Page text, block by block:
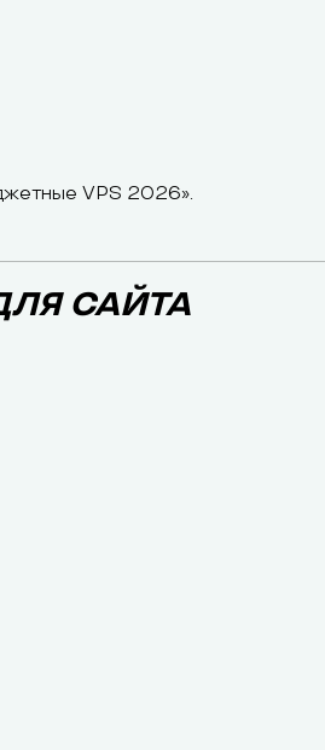
VPS 2026».
САЙТА